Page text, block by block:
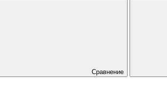
Сравнение